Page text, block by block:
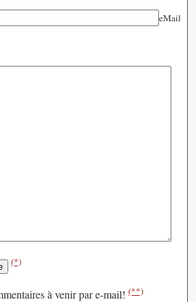
eMail
(*)
à venir par e-mail! (**)